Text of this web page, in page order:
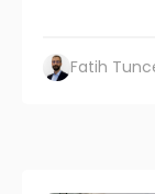
Fatih